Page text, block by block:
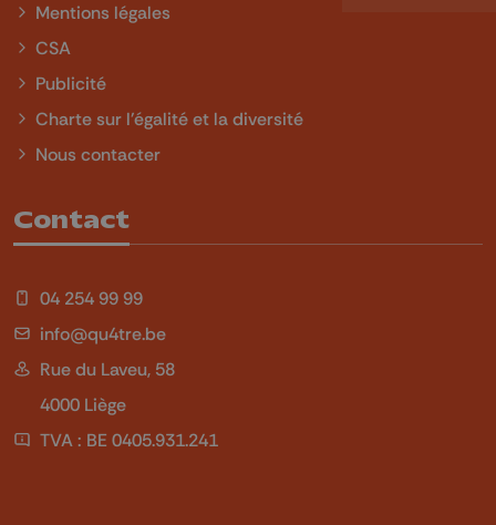
Mentions légales
CSA
Publicité
Charte sur l'égalité et la diversité
Nous contacter
Contact
04 254 99 99
info@qu4tre.be
Rue du Laveu, 58
4000 Liège
TVA : BE 0405.931.241